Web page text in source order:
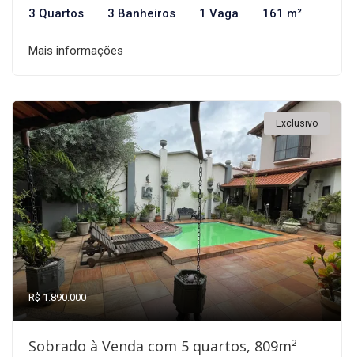
3 Quartos 3 Banheiros 1 Vaga 161 m²
Mais informações
Exclusivo
R$ 1.890.000
Sobrado à Venda com 5 quartos, 809m²